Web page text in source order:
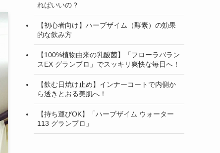
ればいいの？
【初心者向け】ハーブザイム（酵素）の効果
的な飲み方
【100%植物由来の乳酸菌】「フローラバラン
スEX グランプロ」でスッキリ爽快な毎日へ！
【飲む日焼け止め】インナーコートで内側か
ら透きとおる美肌へ！
【持ち運びOK】「ハーブザイム ウォーター
113 グランプロ」